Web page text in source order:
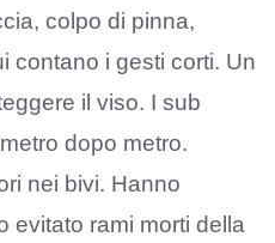
colpo di pinna,
contano i gesti corti. Un
il viso. I sub
dopo metro.
nei bivi. Hanno
evitato rami morti della